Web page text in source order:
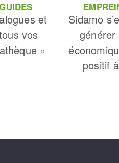
et
vos
»
Sidamo
générer
positif